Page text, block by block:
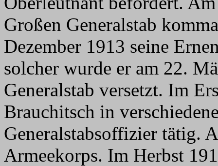
Großen Generalstab
Dezember 1913 seine
solcher wurde er am 22.
Generalstab versetzt. Im
Brauchitsch in
Generalstabsoffizier tätig.
Armeekorps. Im Herbst